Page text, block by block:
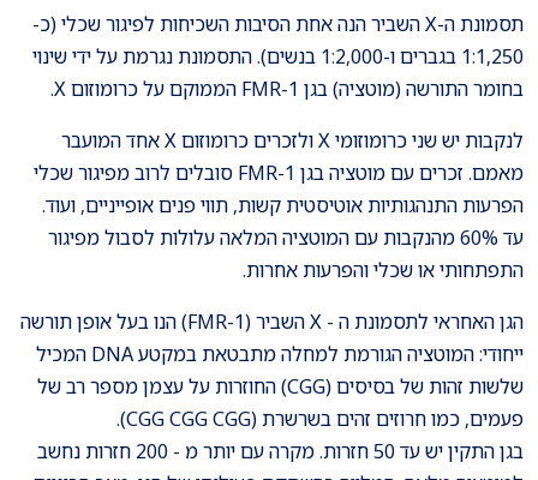
תסמונת ה-X השביר הנה אחת הסיבות השכיחות לפיגור שכלי (כ-
1:1,250 בגברים ו-1:2,000 בנשים). התסמונת נגרמת על ידי שינוי
בחומר התורשה (מוטציה) בגן FMR-1 הממוקם על כרומוזום X.
לנקבות יש שני כרומוזומי X ולזכרים כרומוזום X אחד המועבר
מאמם. זכרים עם מוטציה בגן FMR-1 סובלים לרוב מפיגור שכלי
הפרעות התנהגותיות אוטיסטית קשות, תווי פנים אופייניים, ועוד.
עד 60% מהנקבות עם המוטציה המלאה עלולות לסבול מפיגור
התפתחותי או שכלי והפרעות אחרות.
הגן האחראי לתסמונת ה - X השביר (FMR-1) הנו בעל אופן תורשה
ייחודי: המוטציה הגורמת למחלה מתבטאת במקטע DNA המכיל
שלשות זהות של בסיסים (CGG) החוזרות על עצמן מספר רב של
פעמים, כמו חרוזים זהים בשרשרת (CGG CGG CGG).
בגן התקין יש עד 50 חזרות. מקרה עם יותר מ - 200 חזרות נחשב